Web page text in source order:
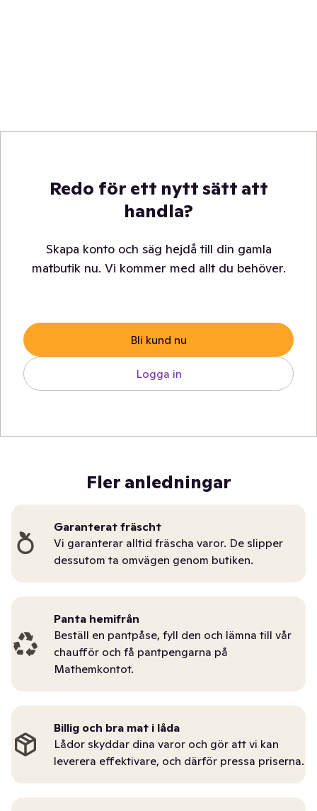
Redo för ett nytt sätt att
handla?
Skapa konto och säg hejdå till din gamla
matbutik nu. Vi kommer med allt du behöver.
Bli kund nu
Logga in
Fler anledningar
Garanterat fräscht
Vi garanterar alltid fräscha varor. De slipper
dessutom ta omvägen genom butiken.
Panta hemifrån
Beställ en pantpåse, fyll den och lämna till vår
chaufför och få pantpengarna på
Mathemkontot.
Billig och bra mat i låda
Lådor skyddar dina varor och gör att vi kan
leverera effektivare, och därför pressa priserna.